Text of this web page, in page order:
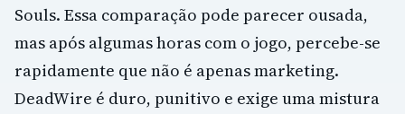
Souls. Essa comparação pode parecer ousada,
mas após algumas horas com o jogo, percebe-se
rapidamente que não é apenas marketing.
DeadWire é duro, punitivo e exige uma mistura